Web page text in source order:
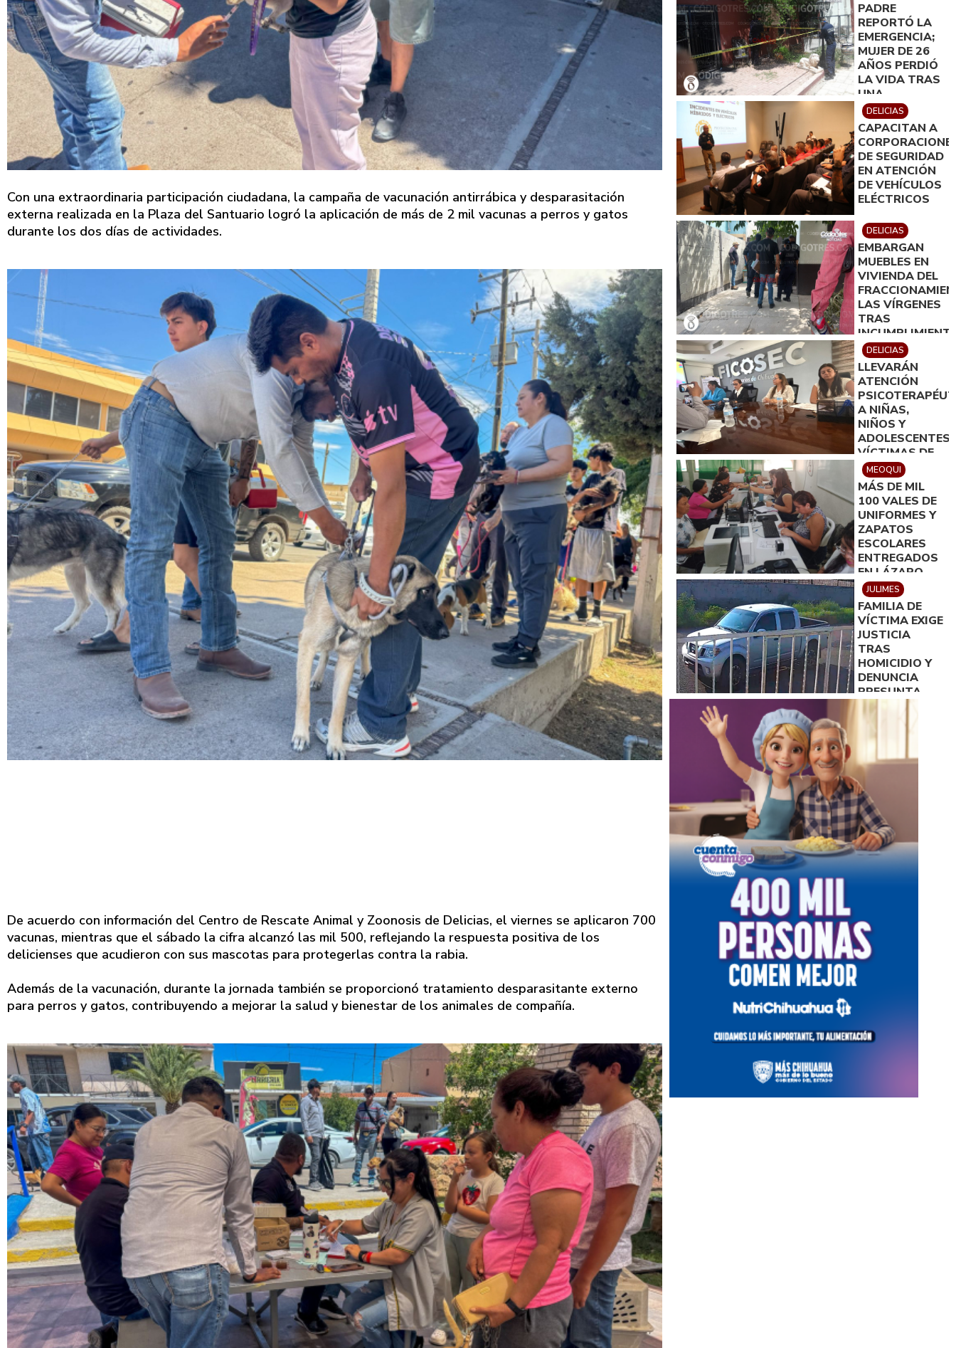
Con una extraordinaria participación ciudadana, la campaña de vacunación antirrábica y desparasitación
externa realizada en la Plaza del Santuario logró la aplicación de más de 2 mil vacunas a perros y gatos
durante los dos días de actividades.
De acuerdo con información del Centro de Rescate Animal y Zoonosis de Delicias, el viernes se aplicaron 700
vacunas, mientras que el sábado la cifra alcanzó las mil 500, reflejando la respuesta positiva de los
delicienses que acudieron con sus mascotas para protegerlas contra la rabia.
Además de la vacunación, durante la jornada también se proporcionó tratamiento desparasitante externo
para perros y gatos, contribuyendo a mejorar la salud y bienestar de los animales de compañía.
PADRE
REPORTÓ LA
EMERGENCIA;
MUJER DE 26
AÑOS PERDIÓ
LA VIDA TRAS
UNA
PRESUNTA
INTOXICACIÓN.
DELICIAS
CAPACITAN A
DE SEGURIDAD
EN ATENCIÓN
DE VEHÍCULOS
ELÉCTRICOS
DELICIAS
EMBARGAN
MUEBLES EN
VIVIENDA DEL
LAS VÍRGENES
TRAS
DE ACUERDO
DE PAGO
DELICIAS
LLEVARÁN
ATENCIÓN
A NIÑAS,
NIÑOS Y
ADOLESCENTES
VÍCTIMAS DE
DELITOS
SEXUALES EN
DELICIAS
MEOQUI
MÁS DE MIL
100 VALES DE
UNIFORMES Y
ZAPATOS
ESCOLARES
ENTREGADOS
EN LÁZARO
CÁRDENAS
JULIMES
FAMILIA DE
VÍCTIMA EXIGE
JUSTICIA
TRAS
HOMICIDIO Y
DENUNCIA
PRESUNTA
OMISIÓN DE
AUTORIDADES
EN JULIMES